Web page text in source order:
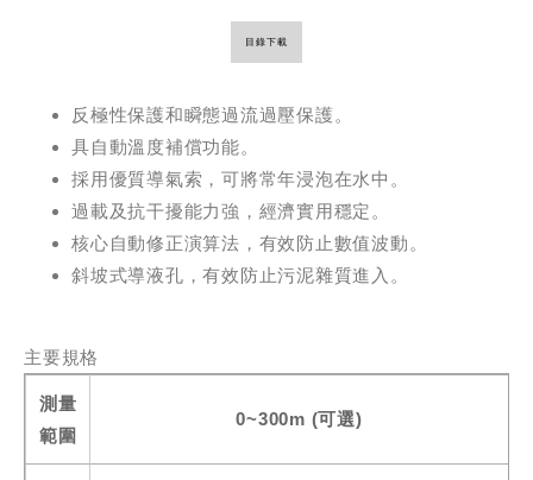
目錄下載
反極性保護和瞬態過流過壓保護。
具自動溫度補償功能。
採用優質導氣索，可將常年浸泡在水中。
過載及抗干擾能力強，經濟實用穩定。
核心自動修正演算法，有效防止數值波動。
斜坡式導液孔，有效防止污泥雜質進入。
主要規格
測量
範圍
0~300m (可選)